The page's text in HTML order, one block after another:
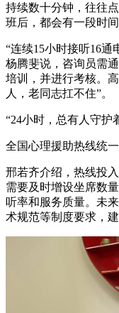
持续数十分钟，往往
班后，都会有一段时
“连续15小时接听16
杨腾斐说，咨询员需
培训，并进行考核。
人，老同志扛不住”。
“24小时，总有人守护
全国心理援助热线统
邢若齐介绍，热线投
需要及时增设坐席数
听率和服务质量。未
术规范等制度要求，